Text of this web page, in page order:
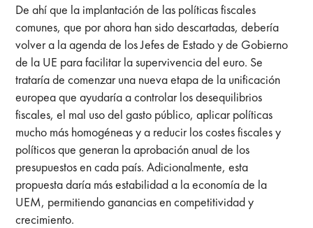
De ahí que la implantación de las políticas fiscales
comunes, que por ahora han sido descartadas, debería
volver a la agenda de los Jefes de Estado y de Gobierno
de la UE para facilitar la supervivencia del euro. Se
trataría de comenzar una nueva etapa de la unificación
europea que ayudaría a controlar los desequilibrios
fiscales, el mal uso del gasto público, aplicar políticas
mucho más homogéneas y a reducir los costes fiscales y
políticos que generan la aprobación anual de los
presupuestos en cada país. Adicionalmente, esta
propuesta daría más estabilidad a la economía de la
UEM, permitiendo ganancias en competitividad y
crecimiento.